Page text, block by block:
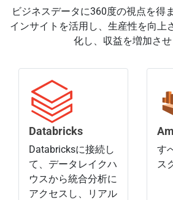
ビジネスデータに360度の視点を得
インサイトを活用し、生産性を向上
化し、収益を増加させ
Databricks
Databricksに接続し
て、データレイクハ
ウスから統合分析に
アクセスし、リアル
す
ス